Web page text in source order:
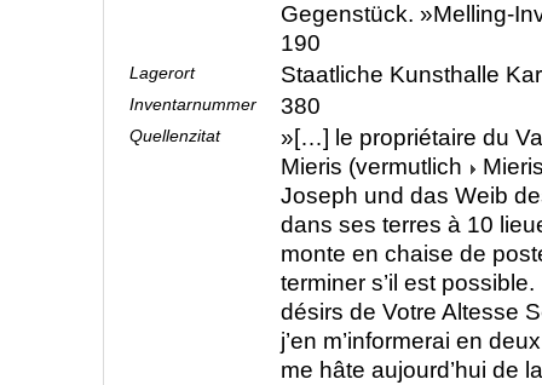
Gegenstück. »Melling-
190
Lagerort Staatliche Kunsthalle
Inventarnummer 380
Quellenzitat
»[…] le propriétaire du
Mieris (vermutlich
Joseph und das Weib
dans ses terres à 10
monte en chaise de
terminer s’il est
désirs de Votre Altesse
j’en m’informerai en
me hâte aujourd’hui de